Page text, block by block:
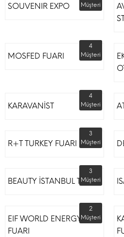
SOUVENIR EXPO
Müşteri
MOSFED FUARI
4
Müşteri
KARAVANİST
4
Müşteri
R+T TURKEY FUARI
3
Müşteri
BEAUTY İSTANBUL TÜYAP
3
Müşteri
EIF WORLD ENERGY
FUARI
2
Müşteri